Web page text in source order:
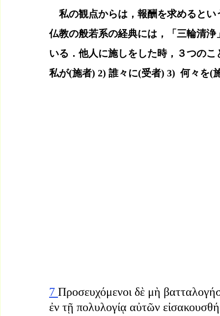
私の観点からは，報酬を求めるとい
仏教の般若系の経典には，「三輪清
いる．他人に施しをした時，３つの
私が(施者) 2) 誰々に(受者) 3)  何々を
7 Προσευχόμενοι δὲ μὴ
ἐν τῇ πολυλογίᾳ αὐτῶν